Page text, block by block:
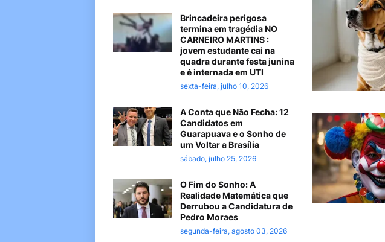
Brincadeira perigosa
termina em tragédia NO
CARNEIRO MARTINS :
jovem estudante cai na
quadra durante festa junina
e é internada em UTI
sexta-feira, julho 10, 2026
A Conta que Não Fecha: 12
Candidatos em
Guarapuava e o Sonho de
um Voltar a Brasília
sábado, julho 25, 2026
O Fim do Sonho: A
Realidade Matemática que
Derrubou a Candidatura de
Pedro Moraes
segunda-feira, agosto 03, 2026